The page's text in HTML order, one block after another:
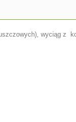
wyciąg z